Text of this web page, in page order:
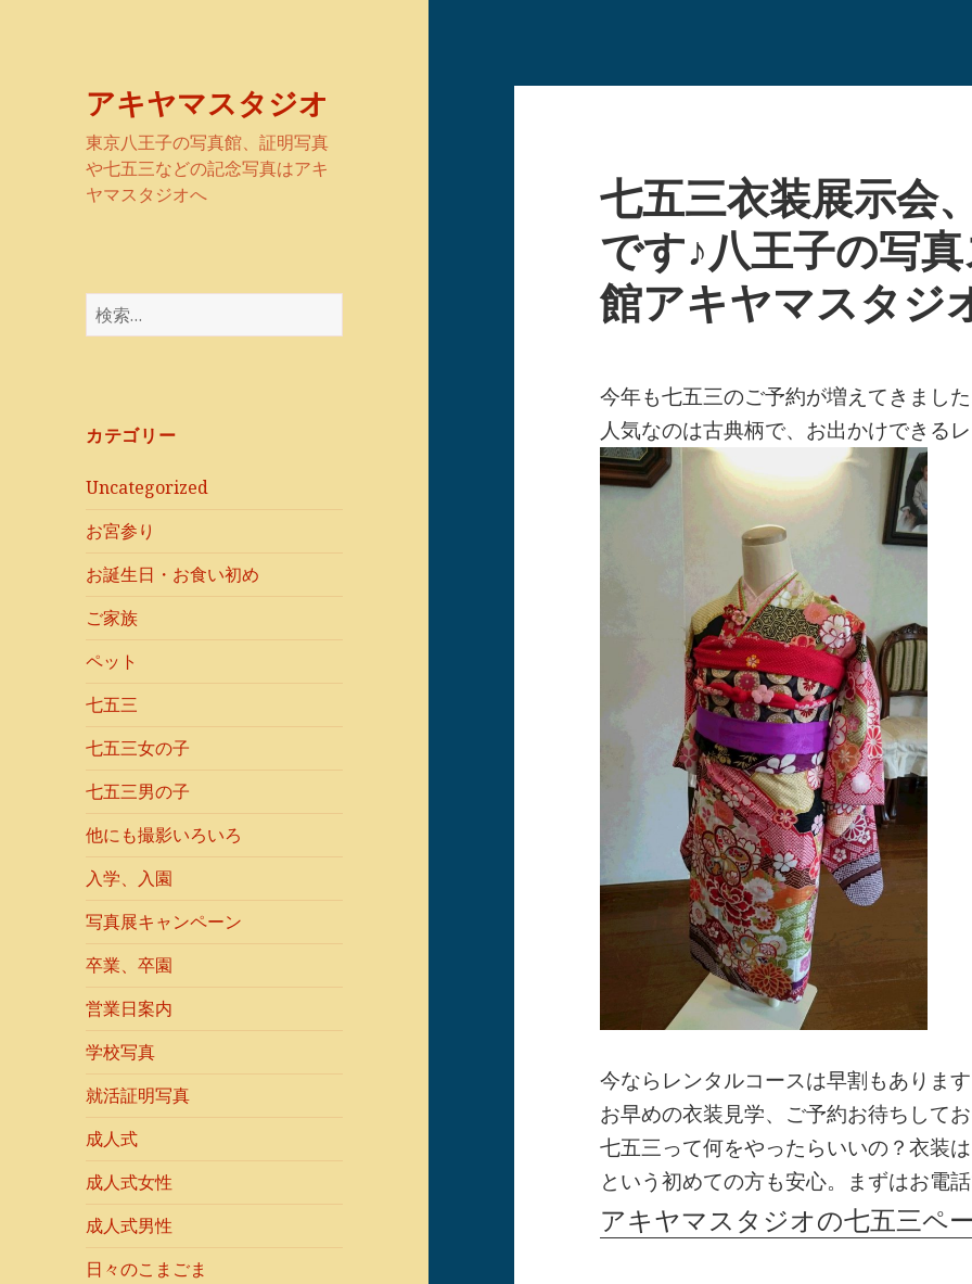
アキヤマスタジオ
東京八王子の写真館、証明写真
や七五三などの記念写真はアキ
ヤマスタジオへ
検
索:
カテゴリー
Uncategorized
お宮参り
お誕生日・お食い初め
ご家族
ペット
七五三
七五三女の子
七五三男の子
他にも撮影いろいろ
入学、入園
写真展キャンペーン
卒業、卒園
営業日案内
学校写真
就活証明写真
成人式
成人式女性
成人式男性
日々のこまごま
七五三衣装展示会
です♪八王子の写
館アキヤマスタジ
今年も七五三のご予約が増えてきまし
人気なのは古典柄で、お出かけできる
今ならレンタルコースは早割もあります
お早めの衣装見学、ご予約お待ちしてお
七五三って何をやったらいいの？衣装
という初めての方も安心。まずはお電
アキヤマスタジオの七五三ペ